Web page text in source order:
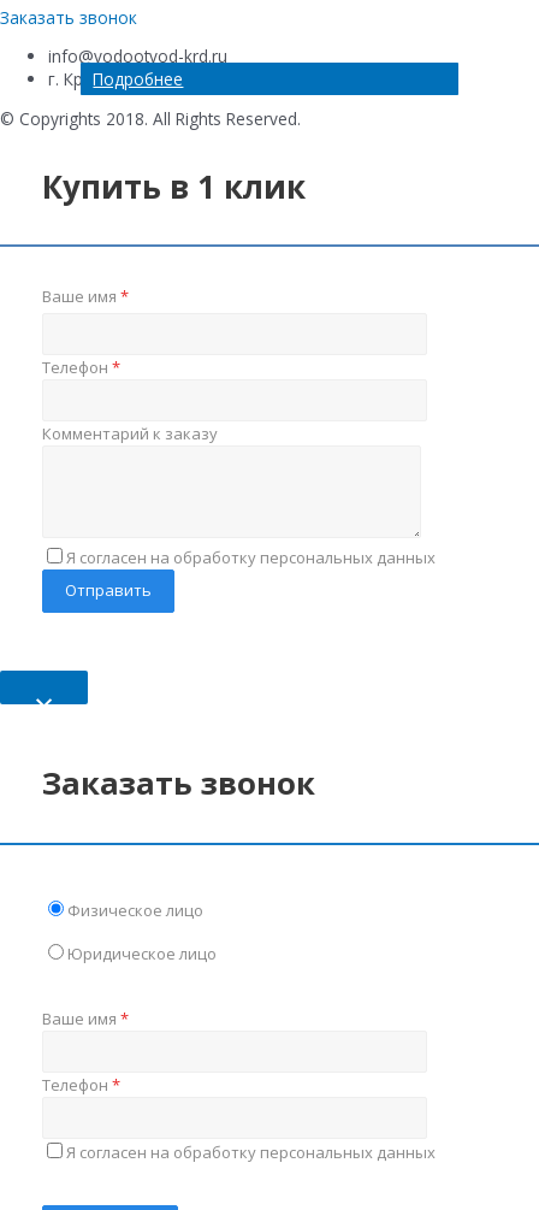
Подробнее
Подробнее
Подробнее
Подробнее
Заказать звонок
info@vodootvod-krd.ru
г. Краснодар, ул. Новороссийская , 220Е
© Copyrights 2018. All Rights Reserved.
Купить в 1 клик
Ваше имя *
Телефон *
Комментарий к заказу
Я согласен на обработку персональных данных
×
Заказать звонок
Физическое лицо
Юридическое лицо
Ваше имя *
Телефон *
Я согласен на обработку персональных данных